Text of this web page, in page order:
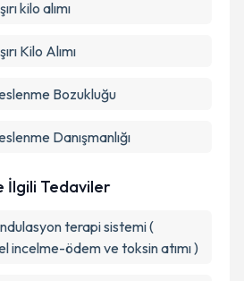
kilo alımı
Kilo Alımı
Bozukluğu
Danışmanlığı
İlgili Tedaviler
terapi sistemi (
incelme-ödem ve toksin atımı )